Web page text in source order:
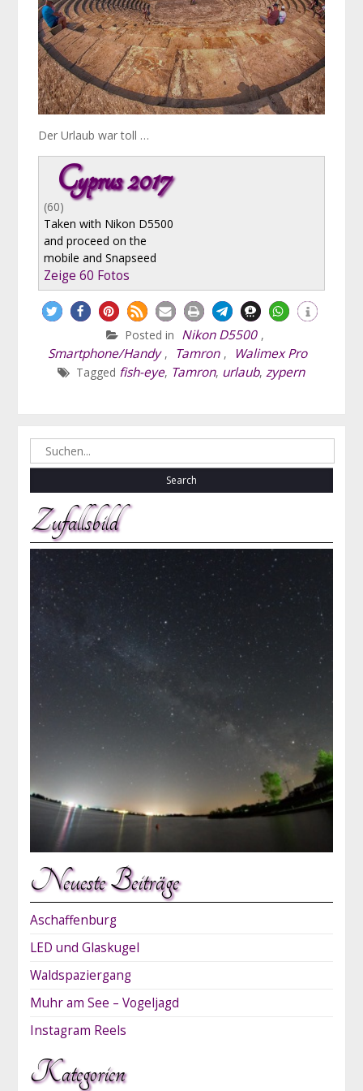
Der Urlaub war toll …
Cyprus 2017
(60)
Taken with Nikon D5500
and proceed on the
mobile and Snapseed
Zeige 60 Fotos
Posted in Nikon D5500 ,
Smartphone/Handy , Tamron , Walimex Pro
Tagged fish-eye, Tamron, urlaub,zypern
Search
for:
Zufallsbild
Neueste Beiträge
Aschaffenburg
LED und Glaskugel
Waldspaziergang
Muhr am See – Vogeljagd
Instagram Reels
Kategorien